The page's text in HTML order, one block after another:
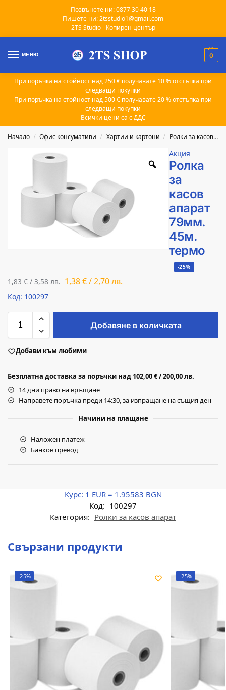
Позвънете ни: 0877 30 40 18
Пишете ни: 2tsstudio1@gmail.com
2TS Studio - Копирен център
МЕНЮ 0
При поръчка на стойност над 250 € получавате 10 % отстъпка при
следващи покупки
При поръчка на стойност над 500 € получавате 20 % отстъпка при
следващи покупки
Всички цени са с ДДС
Начало / Офис консумативи / Хартии и картони / Ролки за касов апарат
Акция
Ролка
за
касов
апарат
79мм.
45м.
термо
1,83€ /3,58лв. 1,38€/2,70лв.
-25%
Код: 100297
Добавяне в количката
Добави към любими
Безплатна доставка за поръчки над 102,00 € / 200,00 лв.
14 дни право на връщане
Направете поръчка преди 14:30, за изпращане на същия ден
Начини на плащане
Наложен платеж
Банков превод
Курс: 1 EUR = 1.95583 BGN
Код: 100297
Категория: Ролки за касов апарат
Свързани продукти
-25% -25%